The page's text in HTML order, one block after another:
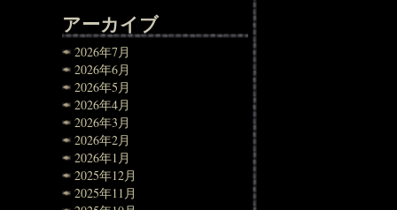
アーカイブ
2026年7月
2026年6月
2026年5月
2026年4月
2026年3月
2026年2月
2026年1月
2025年12月
2025年11月